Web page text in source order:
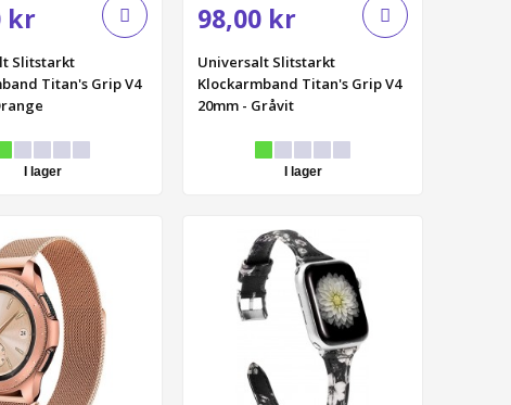
kr
Slitstarkt
Titan's Grip V4
I lager
98,00 kr
Universalt Slitstarkt
Klockarmband Titan's Grip V4
20mm - Gråvit
I lager